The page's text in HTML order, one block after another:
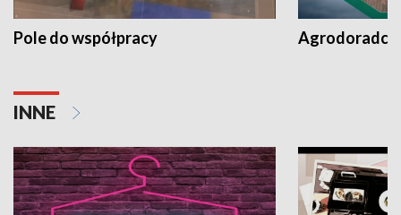
Pole do współpracy Agrodoradcy
INNE